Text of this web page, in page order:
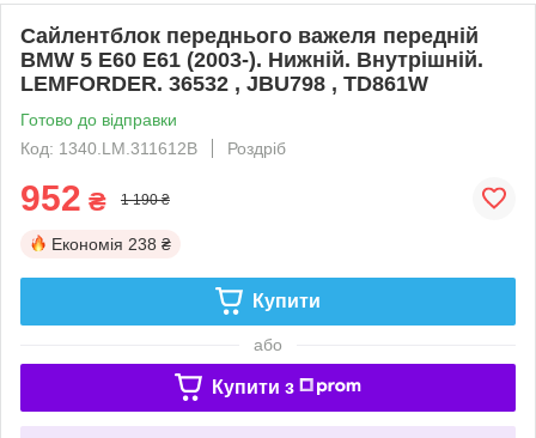
Сайлентблок переднього важеля передній
BMW 5 E60 E61 (2003-). Нижній. Внутрішній.
LEMFORDER. 36532 , JBU798 , TD861W
Готово до відправки
Код: 1340.LM.311612B
Роздріб
952 ₴ 1 190 ₴
Економія 238 ₴
Купити
або
Купити з